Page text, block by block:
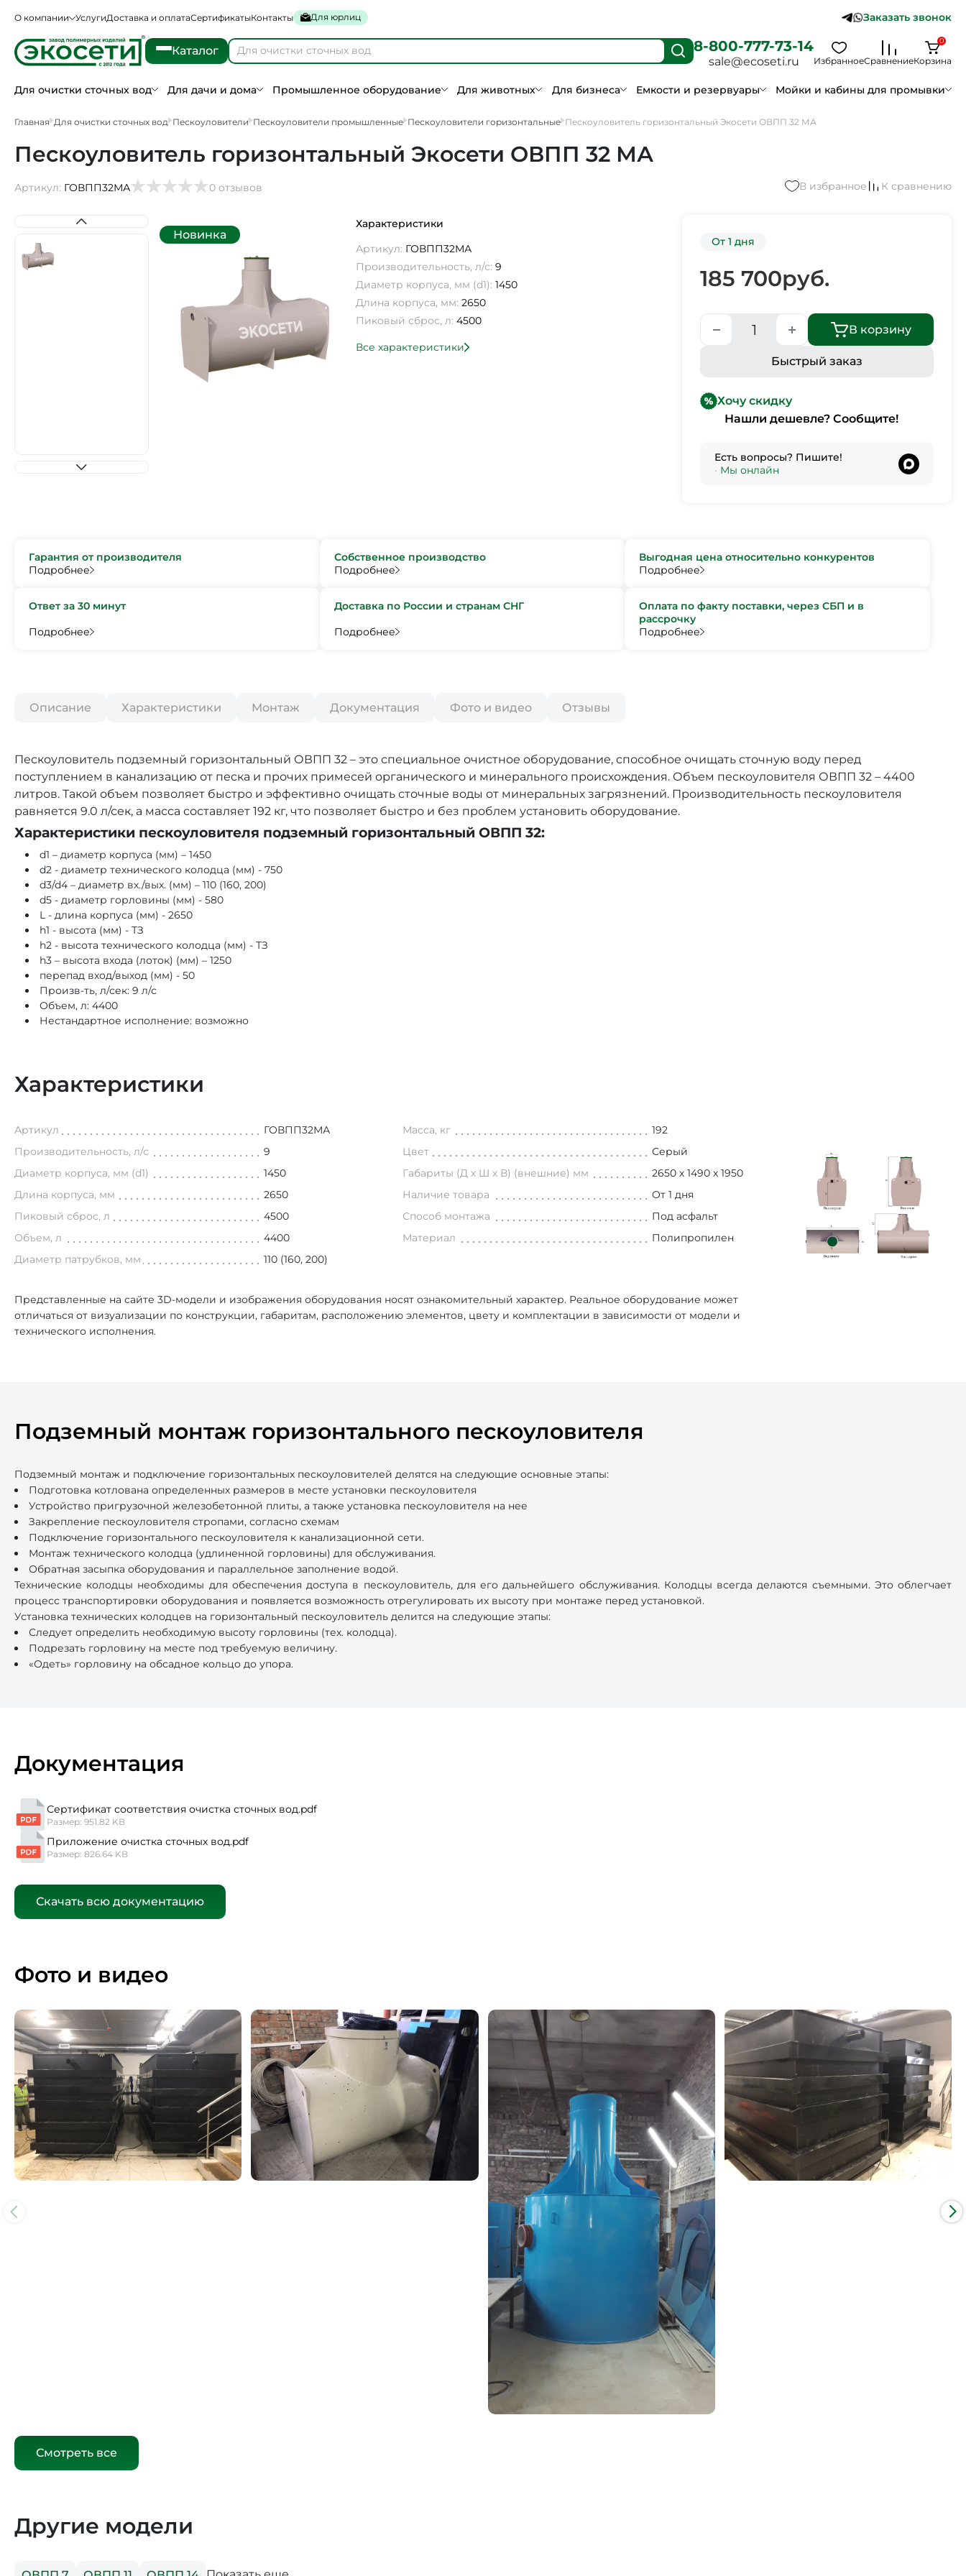
О компании УслугиДоставка и оплатаСертификатыКонтакты Для юрлиц Заказать звонок
Каталог 8-800-777-73-14
sale@ecoseti.ru ИзбранноеСравнениеКорзина
0
Для очистки сточных вод Для дачи и дома Промышленное оборудование Для животных Для бизнеса Емкости и резервуары Мойки и кабины для промывки
Главная Для очистки сточных вод Пескоуловители Пескоуловители промышленные Пескоуловители горизонтальные Пескоуловитель горизонтальный Экосети ОВПП 32 МА
Пескоуловитель горизонтальный Экосети ОВПП 32 МА
Артикул: ГОВПП32МА 0 отзывов В избранное К сравнению
Новинка
Характеристики
Артикул: ГОВПП32МА
Производительность, л/с: 9
Диаметр корпуса, мм (d1): 1450
Длина корпуса, мм: 2650
Пиковый сброс, л: 4500
Все характеристики
От 1 дня
185 700руб.
В корзину
Быстрый заказ
Хочу скидку
Нашли дешевле? Сообщите!
Есть вопросы? Пишите!
• Мы онлайн
Гарантия от производителя
Подробнее
Собственное производство
Подробнее
Выгодная цена относительно конкурентов
Подробнее
Ответ за 30 минут
Подробнее
Доставка по России и странам СНГ
Подробнее
Оплата по факту поставки, через СБП и в
рассрочку
Подробнее
Описание Характеристики Монтаж Документация Фото и видео Отзывы
Пескоуловитель подземный горизонтальный ОВПП 32 – это специальное очистное оборудование, способное очищать сточную воду перед
поступлением в канализацию от песка и прочих примесей органического и минерального происхождения. Объем пескоуловителя ОВПП 32 – 4400
литров. Такой объем позволяет быстро и эффективно очищать сточные воды от минеральных загрязнений. Производительность пескоуловителя
равняется 9.0 л/сек, а масса составляет 192 кг, что позволяет быстро и без проблем установить оборудование.
Характеристики пескоуловителя подземный горизонтальный ОВПП 32:
d1 – диаметр корпуса (мм) – 1450
d2 - диаметр технического колодца (мм) - 750
d3/d4 – диаметр вх./вых. (мм) – 110 (160, 200)
d5 - диаметр горловины (мм) - 580
L - длина корпуса (мм) - 2650
h1 - высота (мм) - ТЗ
h2 - высота технического колодца (мм) - ТЗ
h3 – высота входа (лоток) (мм) – 1250
перепад вход/выход (мм) - 50
Произв-ть, л/сек: 9 л/с
Объем, л: 4400
Нестандартное исполнение: возможно
Характеристики
Артикул
ГОВПП32МА
Производительность, л/с
9
Диаметр корпуса, мм (d1)
1450
Длина корпуса, мм
2650
Пиковый сброс, л
4500
Объем, л
4400
Диаметр патрубков, мм
110 (160, 200)
Масса, кг
192
Цвет
Серый
Габариты (Д х Ш х В) (внешние) мм
2650 х 1490 х 1950
Наличие товара
От 1 дня
Способ монтажа
Под асфальт
Материал
Полипропилен
Представленные на сайте 3D-модели и изображения оборудования носят ознакомительный характер. Реальное оборудование может
отличаться от визуализации по конструкции, габаритам, расположению элементов, цвету и комплектации в зависимости от модели и
технического исполнения.
Подземный монтаж горизонтального пескоуловителя
Подземный монтаж и подключение горизонтальных пескоуловителей делятся на следующие основные этапы:
Подготовка котлована определенных размеров в месте установки пескоуловителя
Устройство пригрузочной железобетонной плиты, а также установка пескоуловителя на нее
Закрепление пескоуловителя стропами, согласно схемам
Подключение горизонтального пескоуловителя к канализационной сети.
Монтаж технического колодца (удлиненной горловины) для обслуживания.
Обратная засыпка оборудования и параллельное заполнение водой.
Технические колодцы необходимы для обеспечения доступа в пескоуловитель, для его дальнейшего обслуживания. Колодцы всегда делаются съемными. Это облегчает
процесс транспортировки оборудования и появляется возможность отрегулировать их высоту при монтаже перед установкой.
Установка технических колодцев на горизонтальный пескоуловитель делится на следующие этапы:
Следует определить необходимую высоту горловины (тех. колодца).
Подрезать горловину на месте под требуемую величину.
«Одеть» горловину на обсадное кольцо до упора.
Документация
Сертификат соответствия очистка сточных вод.pdf
Размер: 951.82 KB
Приложение очистка сточных вод.pdf
Размер: 826.64 KB
Скачать всю документацию
Фото и видео
Смотреть все
Другие модели